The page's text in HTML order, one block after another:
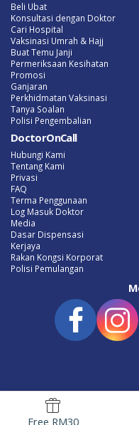
Promosi eFarmasi Terkini
Free RM30
Beli Ubat
Konsultasi dengan Doktor
Cari Hospital
Vaksinasi Umrah & Hajj
Buat Temu Janji
Permeriksaan Kesihatan
Promosi
Ganjaran
Perkhidmatan Vaksinasi
Tanya Soalan
Polisi Pengembalian
DoctorOnCall
Hubungi Kami
Tentang Kami
Privasi
FAQ
Terma Penggunaan
Log Masuk Doktor
Media
Dasar Dispensasi
Kerjaya
Rakan Kongsi Korporat
Polisi Pemulangan